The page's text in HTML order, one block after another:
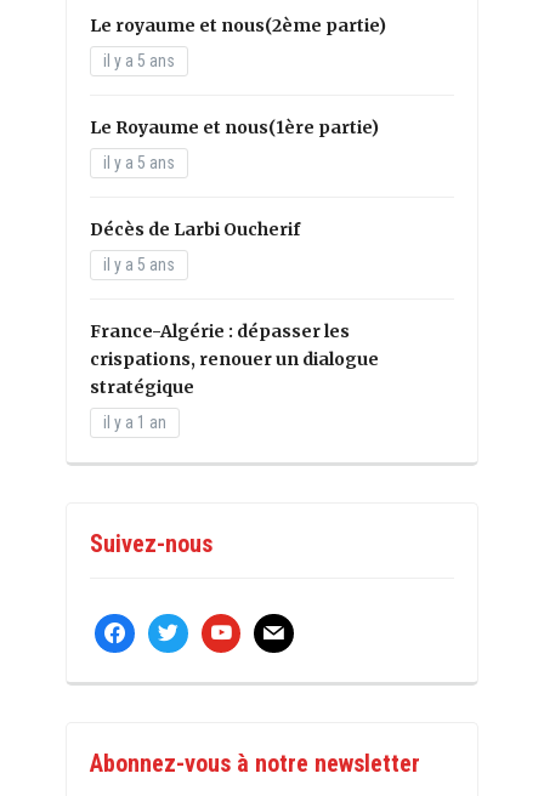
Le royaume et nous(2ème partie)
il y a 5 ans
Le Royaume et nous(1ère partie)
il y a 5 ans
Décès de Larbi Oucherif
il y a 5 ans
France-Algérie : dépasser les
crispations, renouer un dialogue
stratégique
il y a 1 an
Suivez-nous
facebooktwitteryoutubemail
Abonnez-vous à notre newsletter